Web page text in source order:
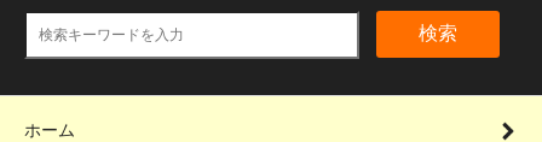
検索
ホーム